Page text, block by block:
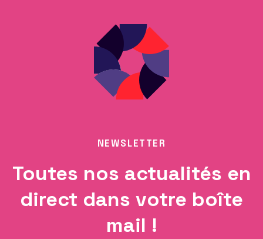
NEWSLETTER
Toutes nos actualités en
direct dans votre boîte
mail !